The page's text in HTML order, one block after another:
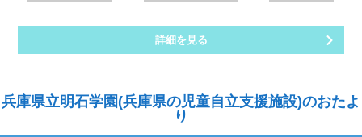
詳細を見る
兵庫県立明石学園(兵庫県の児童自立支援施設)のおたよ
り